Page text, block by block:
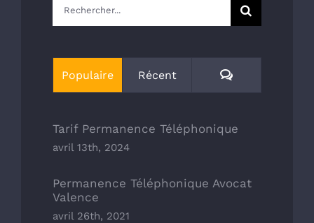
Rechercher:
Populaire Récent Commentaires
Tarif Permanence Téléphonique
avril 13th, 2024
Permanence Téléphonique Avocat
Valence
avril 26th, 2021